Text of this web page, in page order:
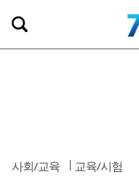
사회/교육 교육/시험